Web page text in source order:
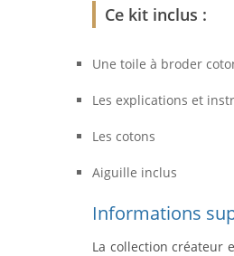
Ce kit inclus :
Une toile à broder
Les explications et
Les cotons
Aiguille inclus
Informations
La collection créateur